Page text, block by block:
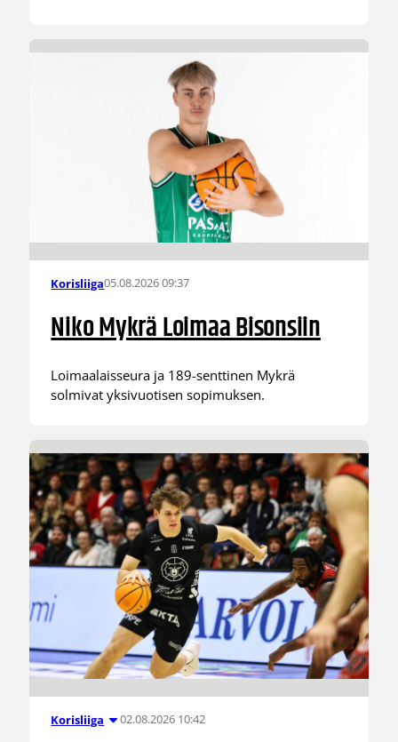
Korisliiga05.08.2026 09:37
Niko Mykrä Loimaa Bisonsiin
Loimaalaisseura ja 189-senttinen Mykrä
solmivat yksivuotisen sopimuksen.
Korisliiga 02.08.2026 10:42